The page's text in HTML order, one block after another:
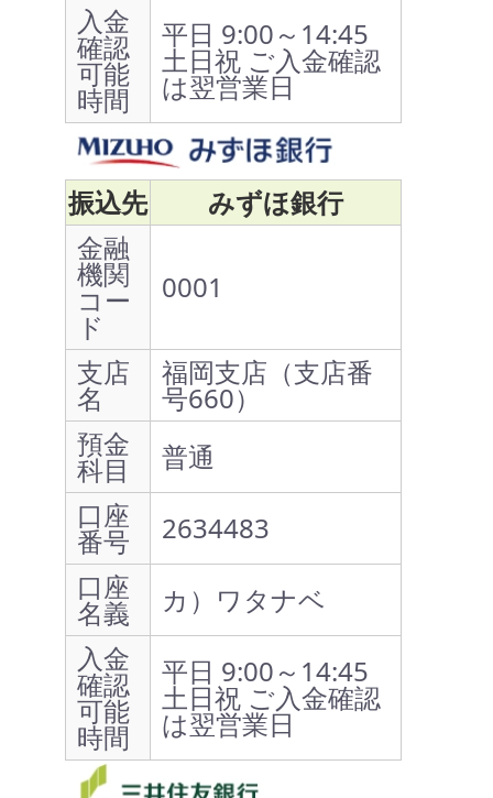
入金
確認
可能
時間
平日 9:00～14:45
土日祝 ご入金確認
は翌営業日
振込先
みずほ銀行
金融
機関
コー
ド
0001
支店
名
福岡支店（支店番
号660）
預金
科目
普通
口座
番号
2634483
口座
名義
カ）ワタナベ
入金
確認
可能
時間
平日 9:00～14:45
土日祝 ご入金確認
は翌営業日